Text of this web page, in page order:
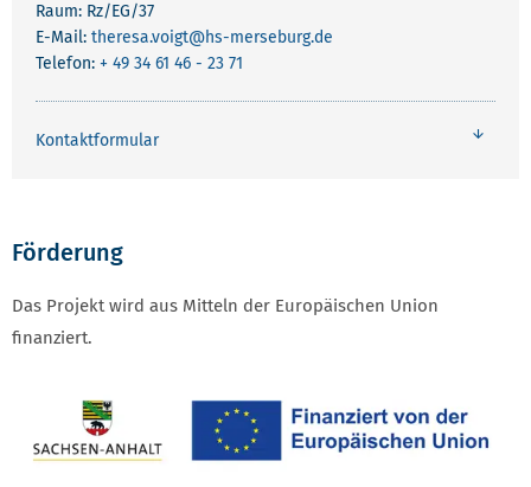
Raum: Rz/EG/37
E-Mail: theresa.voigt@hs-merseburg.de
Telefon: + 49 34 61 46 - 23 71
Kontaktformular
Förderung
Das Projekt wird aus Mitteln der Europäischen Union
finanziert.